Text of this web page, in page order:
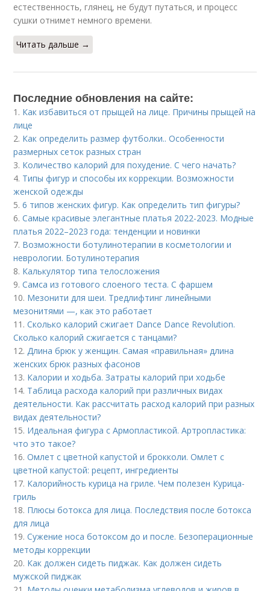
естественность, глянец, не будут путаться, и процесс
сушки отнимет немного времени.
Читать дальше →
Последние обновления на сайте:
1. Как избавиться от прыщей на лице. Причины прыщей на
лице
2. Как определить размер футболки.. Особенности
размерных сеток разных стран
3. Количество калорий для похудение. С чего начать?
4. Типы фигур и способы их коррекции. Возможности
женской одежды
5.6 типов женских фигур. Как определить тип фигуры?
6.Самые красивые элегантные платья 2022-2023. Модные
платья 2022–2023 года: тенденции и новинки
7. Возможности ботулинотерапии в косметологии и
неврологии. Ботулинотерапия
8. Калькулятор типа телосложения
9.Самса из готового слоеного теста. С фаршем
10. Мезонити для шеи. Тредлифтинг линейными
мезонитями —, как это работает
11.Сколько калорий сжигает Dance Dance Revolution.
Сколько калорий сжигается с танцами?
12.Длина брюк у женщин. Самая «правильная» длина
женских брюк разных фасонов
13. Калории и ходьба. Затраты калорий при ходьбе
14. Таблица расхода калорий при различных видах
деятельности. Как рассчитать расход калорий при разных
видах деятельности?
15. Идеальная фигура с Армопластикой. Артропластика:
что это такое?
16.Омлет с цветной капустой и брокколи. Омлет с
цветной капустой: рецепт, ингредиенты
17. Калорийность курица на гриле. Чем полезен Курица-
гриль
18. Плюсы ботокса для лица. Последствия после ботокса
для лица
19.Сужение носа ботоксом до и после. Безоперационные
методы коррекции
20. Как должен сидеть пиджак. Как должен сидеть
мужской пиджак